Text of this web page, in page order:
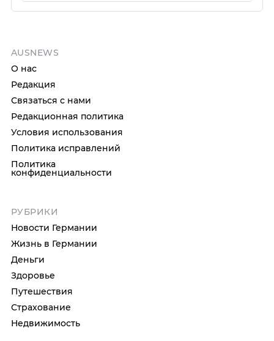
AUSNEWS
О нас
Редакция
Связаться с нами
Редакционная политика
Условия использования
Политика исправлений
Политика
конфиденциальности
РУБРИКИ
Новости Германии
Жизнь в Германии
Деньги
Здоровье
Путешествия
Страхование
Недвижимость